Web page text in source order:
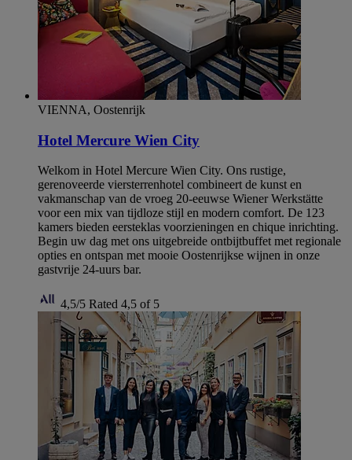
VIENNA, Oostenrijk
Hotel Mercure Wien City
Welkom in Hotel Mercure Wien City. Ons rustige,
gerenoveerde viersterrenhotel combineert de kunst en
vakmanschap van de vroeg 20-eeuwse Wiener Werkstätte
voor een mix van tijdloze stijl en modern comfort. De 123
kamers bieden eersteklas voorzieningen en chique inrichting.
Begin uw dag met ons uitgebreide ontbijtbuffet met regionale
opties en ontspan met mooie Oostenrijkse wijnen in onze
gastvrije 24-uurs bar.
4,5/5 Rated 4,5 of 5